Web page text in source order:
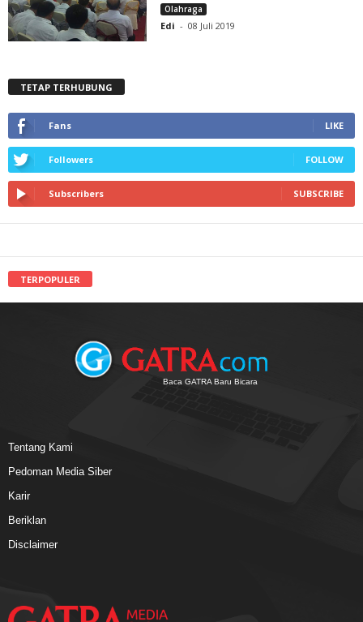
Olahraga
Edi - 08 Juli 2019
TETAP TERHUBUNG
Fans LIKE
Followers FOLLOW
Subscribers SUBSCRIBE
TERPOPULER
Baca GATRA Baru Bicara
Tentang Kami
Pedoman Media Siber
Karir
Beriklan
Disclaimer